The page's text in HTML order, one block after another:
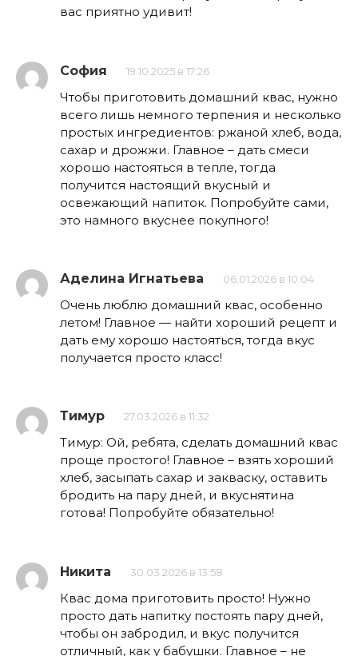
вас приятно удивит!
София 19.10.2025 в 17:26
Чтобы приготовить домашний квас, нужно
всего лишь немного терпения и несколько
простых ингредиентов: ржаной хлеб, вода,
сахар и дрожжи. Главное – дать смеси
хорошо настояться в тепле, тогда
получится настоящий вкусный и
освежающий напиток. Попробуйте сами,
это намного вкуснее покупного!
Аделина Игнатьева 06.01.2026 в 10:04
Очень люблю домашний квас, особенно
летом! Главное — найти хороший рецепт и
дать ему хорошо настояться, тогда вкус
получается просто класс!
Тимур 27.03.2026 в 11:32
Тимур: Ой, ребята, сделать домашний квас
проще простого! Главное – взять хороший
хлеб, засыпать сахар и закваску, оставить
бродить на пару дней, и вкуснятина
готова! Попробуйте обязательно!
Никита 30.03.2026 в 13:58
Квас дома приготовить просто! Нужно
просто дать напитку постоять пару дней,
чтобы он забродил, и вкус получится
отличный, как у бабушки. Главное – не